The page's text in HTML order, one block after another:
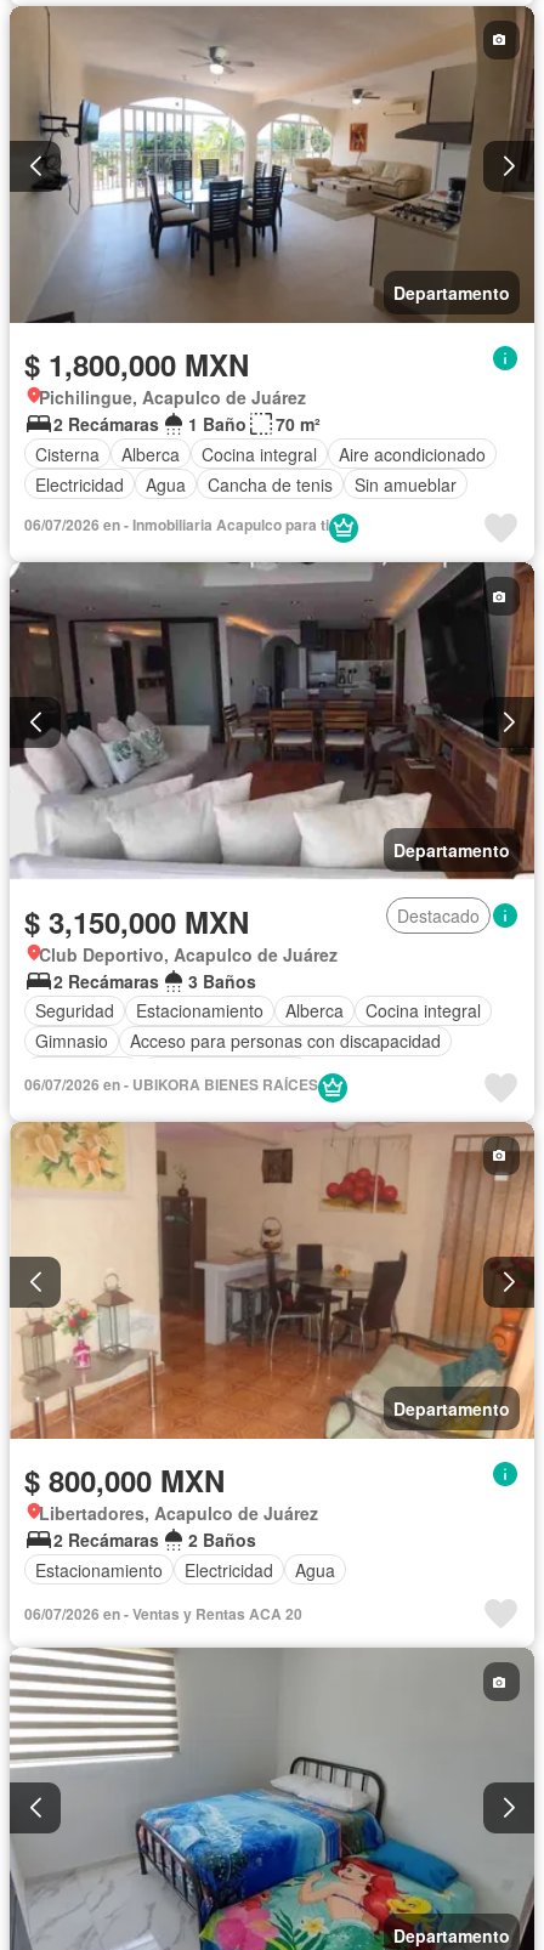
Electricidad
Recámara con closet
Caseta de vigilancia Sin amueblar
Departamento
$ 1,800,000 MXN
Pichilingue, Acapulco de Juárez
2 Recámaras
1 Baño
70 m²
Cisterna
Alberca Cocina integral
Aire acondicionado
Electricidad
Agua Cancha de tenis Sin amueblar
06/07/2026 en - Inmobiliaria Acapulco para ti
Departamento
$ 3,150,000 MXN
Destacado
Club Deportivo, Acapulco de Juárez
2 Recámaras
3 Baños
Seguridad
Estacionamiento Alberca
Cocina integral
Gimnasio
Acceso para personas con discapacidad
Aire acondicionado
Electricidad
Permite mascotas
Permite niños
Parcialmente amueblado
06/07/2026 en - UBIKORA BIENES RAÍCES
Departamento
$ 800,000 MXN
Libertadores, Acapulco de Juárez
2 Recámaras
2 Baños
Estacionamiento
Electricidad Agua
06/07/2026 en - Ventas y Rentas ACA 20
Departamento